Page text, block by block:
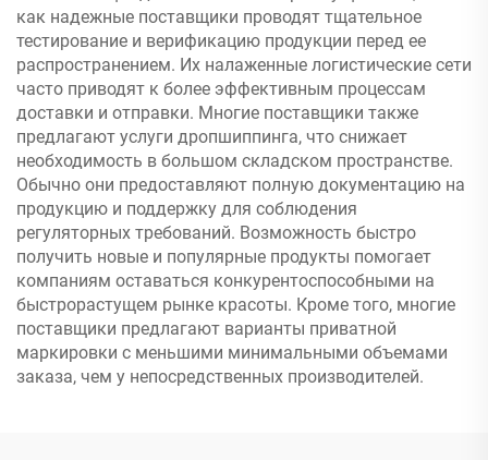
как надежные поставщики проводят тщательное
тестирование и верификацию продукции перед ее
распространением. Их налаженные логистические сети
часто приводят к более эффективным процессам
доставки и отправки. Многие поставщики также
предлагают услуги дропшиппинга, что снижает
необходимость в большом складском пространстве.
Обычно они предоставляют полную документацию на
продукцию и поддержку для соблюдения
регуляторных требований. Возможность быстро
получить новые и популярные продукты помогает
компаниям оставаться конкурентоспособными на
быстрорастущем рынке красоты. Кроме того, многие
поставщики предлагают варианты приватной
маркировки с меньшими минимальными объемами
заказа, чем у непосредственных производителей.